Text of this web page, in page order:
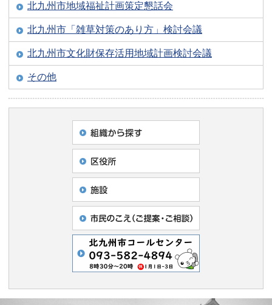
北九州市地域福祉計画策定懇話会
北九州市「雑草対策のあり方」検討会議
北九州市文化財保存活用地域計画検討会議
その他